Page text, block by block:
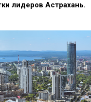
лидеров Астрахань.